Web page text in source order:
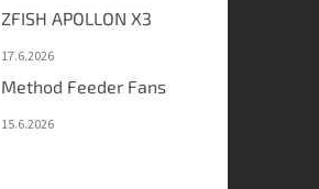
ZFISH APOLLON X3
17.6.2026
Method Feeder Fans
15.6.2026